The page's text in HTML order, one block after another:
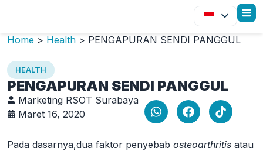
Home > Health > PENGAPURAN SENDI PANGGUL
HEALTH
PENGAPURAN SENDI PANGGUL
Marketing RSOT Surabaya
Maret 16, 2020
Pada dasarnya,dua faktor penyebab osteoarthritis atau